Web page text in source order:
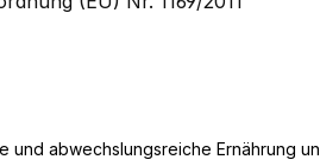
und abwechslungsreiche Ernährung